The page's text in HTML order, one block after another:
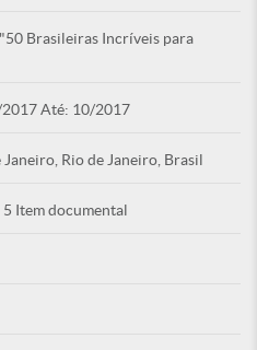
Brasileiras Incríveis para
Até: 10/2017
Janeiro, Rio de Janeiro, Brasil
Item documental